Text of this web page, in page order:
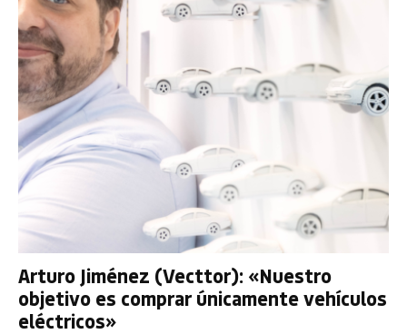
Arturo Jiménez (Vecttor): «Nuestro
objetivo es comprar únicamente vehículos
eléctricos»